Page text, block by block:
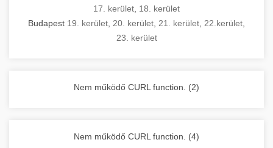
üzembe helyezés koordinálásában. Hosszú távú
garancia, gyors szerviz és folyamatos műszaki
támogatás biztosítja az Ön nyugalmát és
Nagykonyhai berendezések komplett
17. kerület 18. kerület
Budapest 19. kerület 20. kerület 21. kerület 22.kerület
23. kerület
Nem működő CURL function. (2)
Nem működő CURL function. (4)